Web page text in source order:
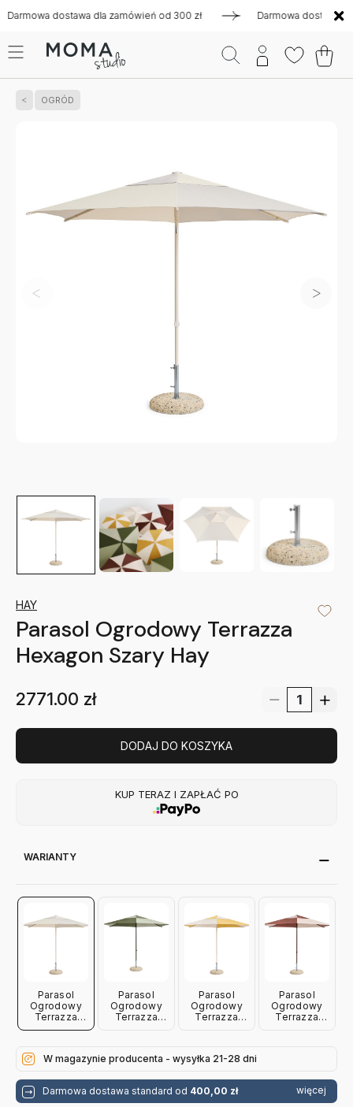
dostawa dla zamówień od 300 zł Darmowa dostawa dla
OGRÓD
HAY
Parasol Ogrodowy Terrazza
Hexagon Szary Hay
2771.00 zł
DODAJ DO KOSZYKA
KUP TERAZ I ZAPŁAĆ PO
WARIANTY
Parasol
Ogrodowy
Terrazza
Hexagon
Parasol
Ogrodowy
Terrazza
Parasol
Ogrodowy
Terrazza
Parasol
Ogrodowy
Terrazza
W magazynie producenta - wysyłka 21-28 dni
Darmowa dostawa standard od 400,00 zł więcej